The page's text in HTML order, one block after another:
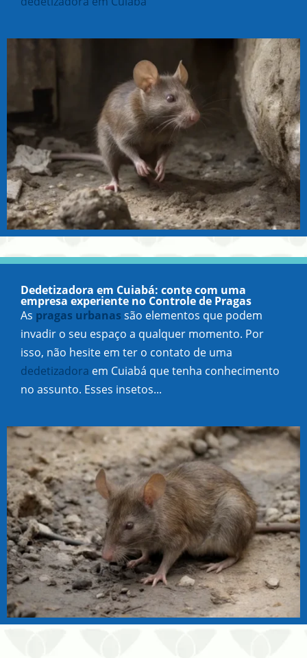
Dedetizadora em Cuiabá: conte com uma
empresa experiente no Controle de Pragas
As pragas urbanas são elementos que podem
invadir o seu espaço a qualquer momento. Por
isso, não hesite em ter o contato de uma
dedetizadora em Cuiabá que tenha conhecimento
no assunto. Esses insetos...